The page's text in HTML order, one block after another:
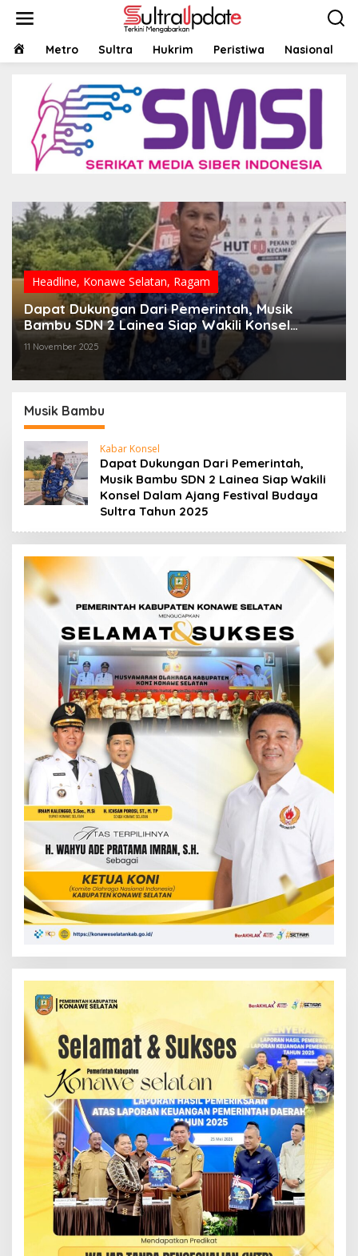
HOMEMetro Sultra Hukrim Peristiwa Nasional
Headline, Konawe Selatan, Ragam
Dapat Dukungan Dari Pemerintah, Musik
Bambu SDN 2 Lainea Siap Wakili Konsel
Dalam Ajang Festival Budaya Sultra Tahun
11 November 2025
Musik Bambu
Kabar Konsel
Dapat Dukungan Dari Pemerintah,
Musik Bambu SDN 2 Lainea Siap Wakili
Konsel Dalam Ajang Festival Budaya
Sultra Tahun 2025